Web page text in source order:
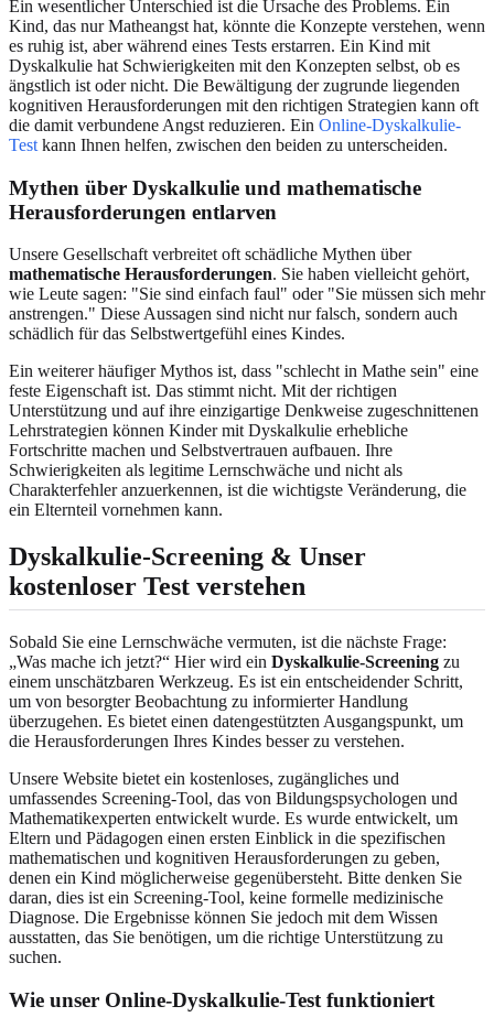
Ein wesentlicher Unterschied ist die Ursache des Problems. Ein
Kind, das nur Matheangst hat, könnte die Konzepte verstehen, wenn
es ruhig ist, aber während eines Tests erstarren. Ein Kind mit
Dyskalkulie hat Schwierigkeiten mit den Konzepten selbst, ob es
ängstlich ist oder nicht. Die Bewältigung der zugrunde liegenden
kognitiven Herausforderungen mit den richtigen Strategien kann oft
die damit verbundene Angst reduzieren. Ein Online-Dyskalkulie-
Test kann Ihnen helfen, zwischen den beiden zu unterscheiden.
Mythen über Dyskalkulie und mathematische
Herausforderungen entlarven
Unsere Gesellschaft verbreitet oft schädliche Mythen über
mathematische Herausforderungen. Sie haben vielleicht gehört,
wie Leute sagen: "Sie sind einfach faul" oder "Sie müssen sich mehr
anstrengen." Diese Aussagen sind nicht nur falsch, sondern auch
schädlich für das Selbstwertgefühl eines Kindes.
Ein weiterer häufiger Mythos ist, dass "schlecht in Mathe sein" eine
feste Eigenschaft ist. Das stimmt nicht. Mit der richtigen
Unterstützung und auf ihre einzigartige Denkweise zugeschnittenen
Lehrstrategien können Kinder mit Dyskalkulie erhebliche
Fortschritte machen und Selbstvertrauen aufbauen. Ihre
Schwierigkeiten als legitime Lernschwäche und nicht als
Charakterfehler anzuerkennen, ist die wichtigste Veränderung, die
ein Elternteil vornehmen kann.
Dyskalkulie-Screening & Unser
kostenloser Test verstehen
Sobald Sie eine Lernschwäche vermuten, ist die nächste Frage:
„Was mache ich jetzt?“ Hier wird ein Dyskalkulie-Screening zu
einem unschätzbaren Werkzeug. Es ist ein entscheidender Schritt,
um von besorgter Beobachtung zu informierter Handlung
überzugehen. Es bietet einen datengestützten Ausgangspunkt, um
die Herausforderungen Ihres Kindes besser zu verstehen.
Unsere Website bietet ein kostenloses, zugängliches und
umfassendes Screening-Tool, das von Bildungspsychologen und
Mathematikexperten entwickelt wurde. Es wurde entwickelt, um
Eltern und Pädagogen einen ersten Einblick in die spezifischen
mathematischen und kognitiven Herausforderungen zu geben,
denen ein Kind möglicherweise gegenübersteht. Bitte denken Sie
daran, dies ist ein Screening-Tool, keine formelle medizinische
Diagnose. Die Ergebnisse können Sie jedoch mit dem Wissen
ausstatten, das Sie benötigen, um die richtige Unterstützung zu
suchen.
Wie unser Online-Dyskalkulie-Test funktioniert